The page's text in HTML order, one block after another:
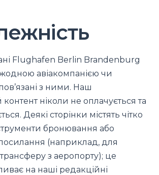
Flughafen Berlin Brandenburg
авіакомпанією чи
з ними. Наш
ніколи не оплачується та
Деякі сторінки містять чітко
бронювання або
(наприклад, для
з аеропорту); це
на наші редакційні